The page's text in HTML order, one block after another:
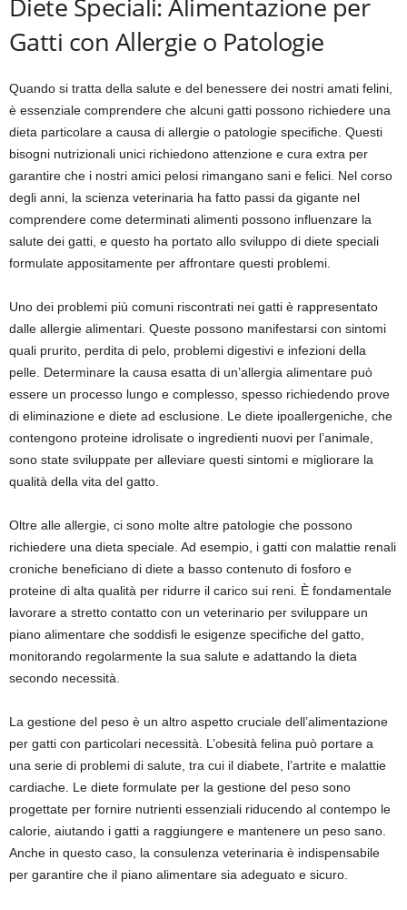
Diete Speciali: Alimentazione per
Gatti con Allergie o Patologie
Quando si tratta della salute e del benessere dei nostri amati felini,
è essenziale comprendere che alcuni gatti possono richiedere una
dieta particolare a causa di allergie o patologie specifiche. Questi
bisogni nutrizionali unici richiedono attenzione e cura extra per
garantire che i nostri amici pelosi rimangano sani e felici. Nel corso
degli anni, la scienza veterinaria ha fatto passi da gigante nel
comprendere come determinati alimenti possono influenzare la
salute dei gatti, e questo ha portato allo sviluppo di diete speciali
formulate appositamente per affrontare questi problemi.
Uno dei problemi più comuni riscontrati nei gatti è rappresentato
dalle allergie alimentari. Queste possono manifestarsi con sintomi
quali prurito, perdita di pelo, problemi digestivi e infezioni della
pelle. Determinare la causa esatta di un’allergia alimentare può
essere un processo lungo e complesso, spesso richiedendo prove
di eliminazione e diete ad esclusione. Le diete ipoallergeniche, che
contengono proteine idrolisate o ingredienti nuovi per l’animale,
sono state sviluppate per alleviare questi sintomi e migliorare la
qualità della vita del gatto.
Oltre alle allergie, ci sono molte altre patologie che possono
richiedere una dieta speciale. Ad esempio, i gatti con malattie renali
croniche beneficiano di diete a basso contenuto di fosforo e
proteine di alta qualità per ridurre il carico sui reni. È fondamentale
lavorare a stretto contatto con un veterinario per sviluppare un
piano alimentare che soddisfi le esigenze specifiche del gatto,
monitorando regolarmente la sua salute e adattando la dieta
secondo necessità.
La gestione del peso è un altro aspetto cruciale dell’alimentazione
per gatti con particolari necessità. L’obesità felina può portare a
una serie di problemi di salute, tra cui il diabete, l’artrite e malattie
cardiache. Le diete formulate per la gestione del peso sono
progettate per fornire nutrienti essenziali riducendo al contempo le
calorie, aiutando i gatti a raggiungere e mantenere un peso sano.
Anche in questo caso, la consulenza veterinaria è indispensabile
per garantire che il piano alimentare sia adeguato e sicuro.